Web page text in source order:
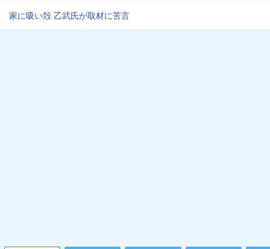
家に吸い殻 乙武氏が取材に苦言